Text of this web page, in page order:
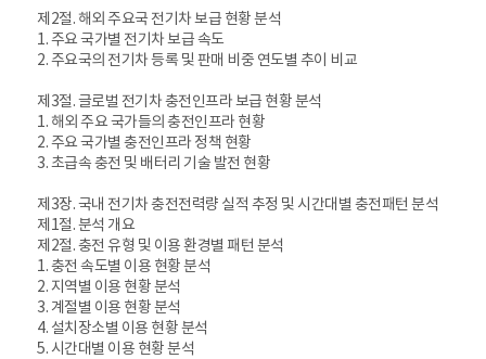
제2절. 해외 주요국 전기차 보급 현황 분석
1. 주요 국가별 전기차 보급 속도
2. 주요국의 전기차 등록 및 판매 비중 연도별 추이 비교
제3절. 글로벌 전기차 충전인프라 보급 현황 분석
1. 해외 주요 국가들의 충전인프라 현황
2. 주요 국가별 충전인프라 정책 현황
3. 초급속 충전 및 배터리 기술 발전 현황
제3장. 국내 전기차 충전전력량 실적 추정 및 시간대별 충전패턴 분석
제1절. 분석 개요
제2절. 충전 유형 및 이용 환경별 패턴 분석
1. 충전 속도별 이용 현황 분석
2. 지역별 이용 현황 분석
3. 계절별 이용 현황 분석
4. 설치장소별 이용 현황 분석
5. 시간대별 이용 현황 분석